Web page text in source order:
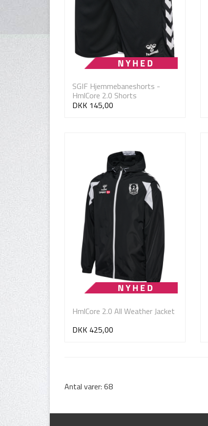
SGIF Hjemmebaneshorts -
HmlCore 2.0 Shorts
DKK 145,00
HmlCore 2.0 All Weather Jacket
DKK 425,00
Antal varer: 68